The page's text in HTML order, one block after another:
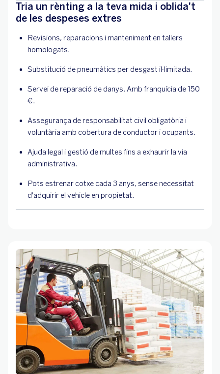
Tria un rènting a la teva mida i oblida't
de les despeses extres
Revisions, reparacions i manteniment en tallers
homologats.
Substitució de pneumàtics per desgast il·limitada.
Servei de reparació de danys. Amb franquícia de 150
€.
Assegurança de responsabilitat civil obligatòria i
voluntària amb cobertura de conductor i ocupants.
Ajuda legal i gestió de multes fins a exhaurir la via
administrativa.
Pots estrenar cotxe cada 3 anys, sense necessitat
d'adquirir el vehicle en propietat.